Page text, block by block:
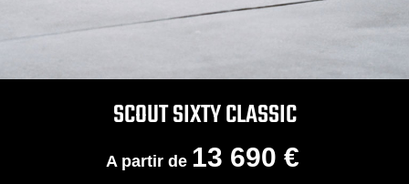
SCOUT SIXTY CLASSIC
A partir de 13 690 €